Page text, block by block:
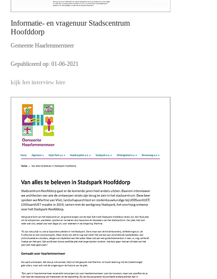
Informatie- en vragenuur Stadscentrum
Hoofddorp
Gemeente Haarlemmermeer
Gepubliceerd op: 01-06-2021
kijk het interview hier